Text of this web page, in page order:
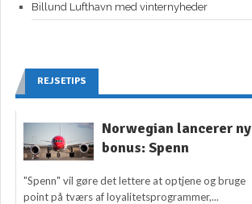
Billund Lufthavn med vinternyheder
REJSETIPS
Norwegian lancerer ny
bonus: Spenn
"Spenn" vil gøre det lettere at optjene og bruge
point på tværs af loyalitetsprogrammer,...